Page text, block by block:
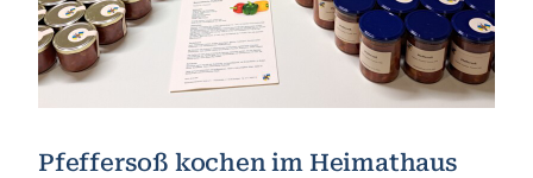
Pfeffersoß kochen im Heimathaus